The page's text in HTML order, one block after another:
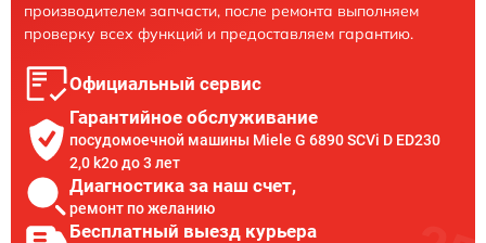
производителем запчасти, после ремонта выполняем
проверку всех функций и предоставляем гарантию.
Официальный сервис
Гарантийное обслуживание
посудомоечной машины Miele G 6890 SCVi D ED230
2,0 k2o до 3 лет
Диагностика за наш счет,
ремонт по желанию
Бесплатный выезд курьера